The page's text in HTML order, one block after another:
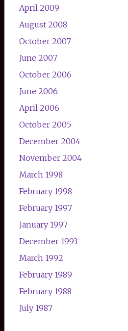
April 2009
August 2008
October 2007
June 2007
October 2006
June 2006
April 2006
October 2005
December 2004
November 2004
March 1998
February 1998
February 1997
January 1997
December 1993
March 1992
February 1989
February 1988
July 1987